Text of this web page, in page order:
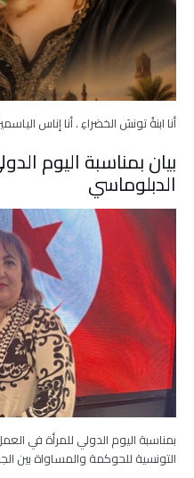
أنا ابنةُ تونسَ الخضراءِ . أنا إناس
بيان بمناسبة اليوم
الدبلوماسي
بمناسبة اليوم الدولي للمرأة في
التونسية للحوكمة والمساواة بين